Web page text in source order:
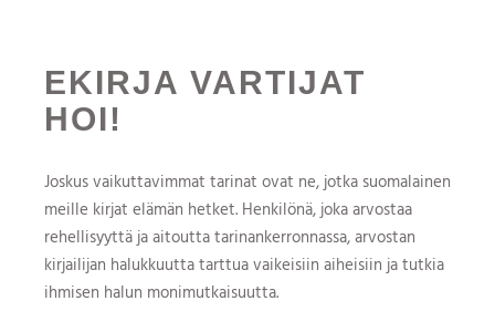
EKIRJA VARTIJAT
HOI!
Joskus vaikuttavimmat tarinat ovat ne, jotka suomalainen
meille kirjat elämän hetket. Henkilönä, joka arvostaa
rehellisyyttä ja aitoutta tarinankerronnassa, arvostan
kirjailijan halukkuutta tarttua vaikeisiin aiheisiin ja tutkia
ihmisen halun monimutkaisuutta.